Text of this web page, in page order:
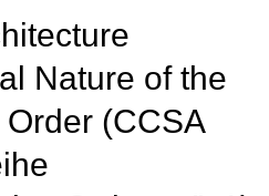
Nature of the
(CCSA